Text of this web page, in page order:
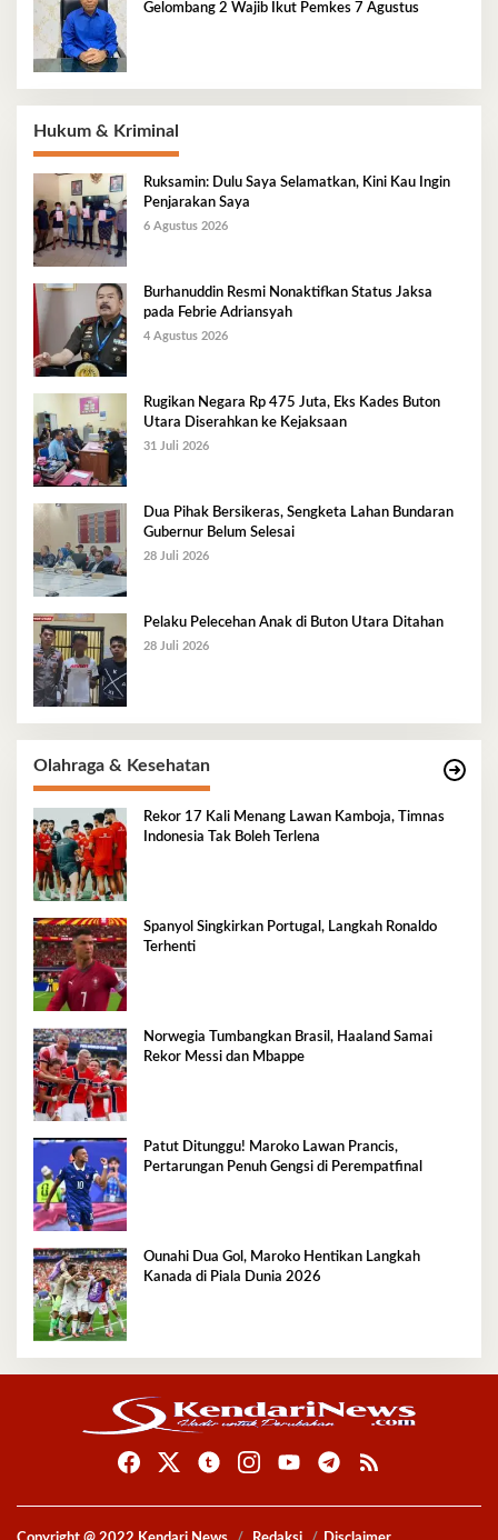
Gelombang 2 Wajib Ikut Pemkes 7 Agustus
Hukum & Kriminal
Ruksamin: Dulu Saya Selamatkan, Kini Kau Ingin
Penjarakan Saya
6 Agustus 2026
Burhanuddin Resmi Nonaktifkan Status Jaksa
pada Febrie Adriansyah
4 Agustus 2026
Rugikan Negara Rp 475 Juta, Eks Kades Buton
Utara Diserahkan ke Kejaksaan
31 Juli 2026
Dua Pihak Bersikeras, Sengketa Lahan Bundaran
Gubernur Belum Selesai
28 Juli 2026
Pelaku Pelecehan Anak di Buton Utara Ditahan
28 Juli 2026
Olahraga & Kesehatan
Rekor 17 Kali Menang Lawan Kamboja, Timnas
Indonesia Tak Boleh Terlena
Spanyol Singkirkan Portugal, Langkah Ronaldo
Terhenti
Norwegia Tumbangkan Brasil, Haaland Samai
Rekor Messi dan Mbappe
Patut Ditunggu! Maroko Lawan Prancis,
Pertarungan Penuh Gengsi di Perempatfinal
Ounahi Dua Gol, Maroko Hentikan Langkah
Kanada di Piala Dunia 2026